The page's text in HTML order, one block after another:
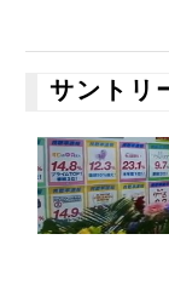
サントリ